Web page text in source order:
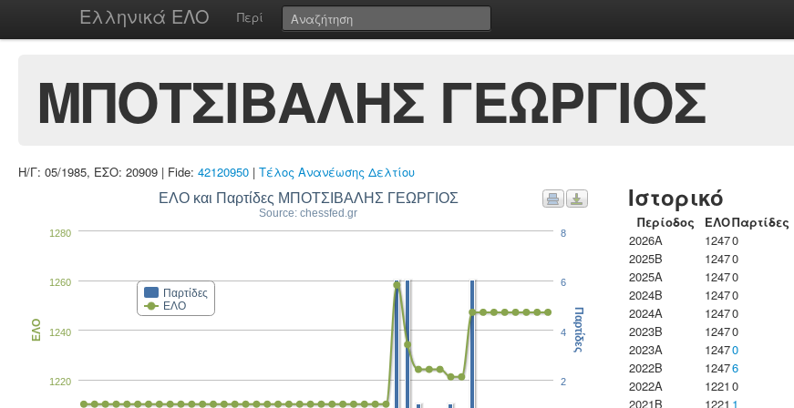
Ελληνικά ΕΛΟ Περί
ΜΠΟΤΣΙΒΑΛΗΣ ΓΕΩΡΓΙΟΣ
Η/Γ: 05/1985, ΕΣΟ: 20909 | Fide: 42120950 | Τέλος Ανανέωσης Δελτίου
ΕΛΟ και Παρτίδες ΜΠΟΤΣΙΒΑΛΗΣ ΓΕΩΡΓΙΟΣ
Source: chessfed.gr
Παρτίδες
ΕΛΟ
1220
1240
1260
1280
ΕΛΟ
2
4
6
8
Παρτίδες
Ιστορικό
Περίοδος ΕΛΟΠαρτίδες
2026A
12470
2025B
12470
2025A
12470
2024B
12470
2024A
12470
2023B
12470
2023Α
12470
2022B
12476
2022A
1221 0
2021B
1221 1